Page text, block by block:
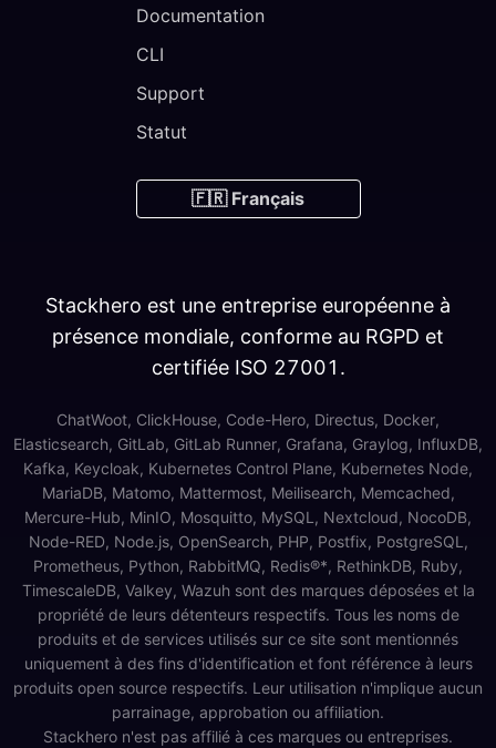
Documentation
CLI
Support
Statut
🇫🇷 Français
Stackhero est une entreprise européenne à
présence mondiale, conforme au RGPD et
certifiée ISO 27001.
ChatWoot, ClickHouse, Code-Hero, Directus, Docker,
Elasticsearch, GitLab, GitLab Runner, Grafana, Graylog, InfluxDB,
Kafka, Keycloak, Kubernetes Control Plane, Kubernetes Node,
MariaDB, Matomo, Mattermost, Meilisearch, Memcached,
Mercure-Hub, MinIO, Mosquitto, MySQL, Nextcloud, NocoDB,
Node-RED, Node.js, OpenSearch, PHP, Postfix, PostgreSQL,
Prometheus, Python, RabbitMQ, Redis®*, RethinkDB, Ruby,
TimescaleDB, Valkey, Wazuh sont des marques déposées et la
propriété de leurs détenteurs respectifs. Tous les noms de
produits et de services utilisés sur ce site sont mentionnés
uniquement à des fins d'identification et font référence à leurs
produits open source respectifs. Leur utilisation n'implique aucun
parrainage, approbation ou affiliation.
Stackhero n'est pas affilié à ces marques ou entreprises.